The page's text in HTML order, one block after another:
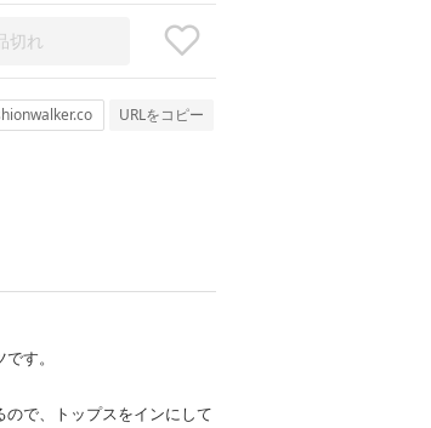
切れ
URLをコピー
す。
で、トップスをインにして